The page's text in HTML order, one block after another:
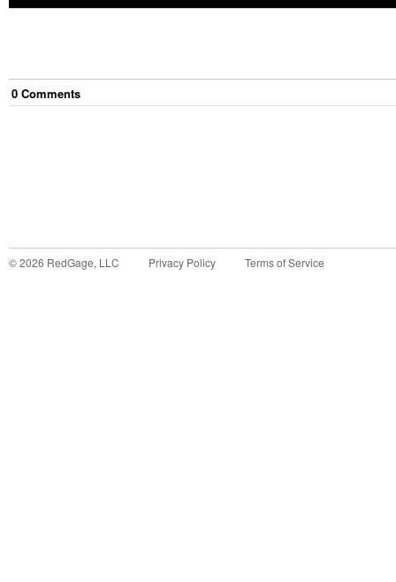
0 Comments
©2026 RedGage, LLC Privacy Policy Terms of Service